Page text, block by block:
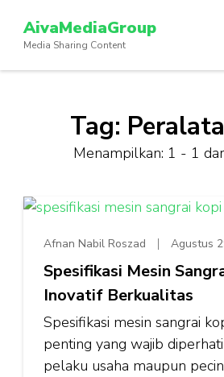
konten
(Tekan
AivaMediaGroup
Media Sharing Content
Tag:
Menampilkan: 1 - 1
Afnan Nabil Roszad Agustus
Spesifikasi Mesin
Inovatif Berkualitas
Spesifikasi mesin sangrai
penting yang wajib
pelaku usaha maupun